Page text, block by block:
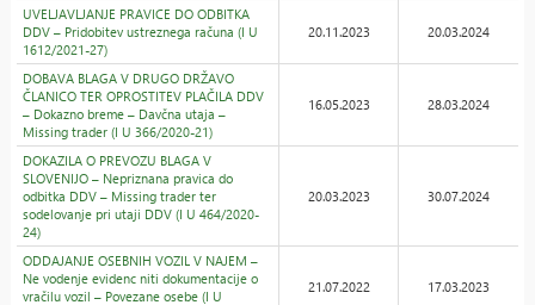
UVELJAVLJANJE PRAVICE DO ODBITKA
DDV – Pridobitev ustreznega računa (I U
1612/2021-27)
20.11.2023 20.03.2024
DOBAVA BLAGA V DRUGO DRŽAVO
ČLANICO TER OPROSTITEV PLAČILA DDV
– Dokazno breme – Davčna utaja –
Missing trader (I U 366/2020-21)
16.05.2023 28.03.2024
DOKAZILA O PREVOZU BLAGA V
SLOVENIJO – Nepriznana pravica do
odbitka DDV – Missing trader ter
sodelovanje pri utaji DDV (I U 464/2020-
24)
20.03.2023 30.07.2024
ODDAJANJE OSEBNIH VOZIL V NAJEM –
Ne vodenje evidenc niti dokumentacije o
vračilu vozil – Povezane osebe (I U
21.07.2022 17.03.2023